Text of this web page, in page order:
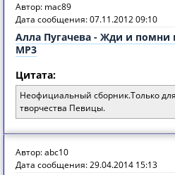
Автор: mac89
Дата сообщения: 07.11.2012 09:10
Алла Пугачева - Жди и помни
MP3
Цитата:
Неофициальный сборник.Только
творчества Певицы.
Автор: abc10
Дата сообщения: 29.04.2014 15:13